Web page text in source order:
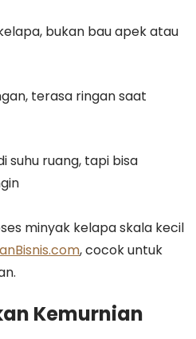
bukan bau apek atau
terasa ringan saat
suhu ruang, tapi bisa
minyak kelapa skala kecil
, cocok untuk
Kemurnian